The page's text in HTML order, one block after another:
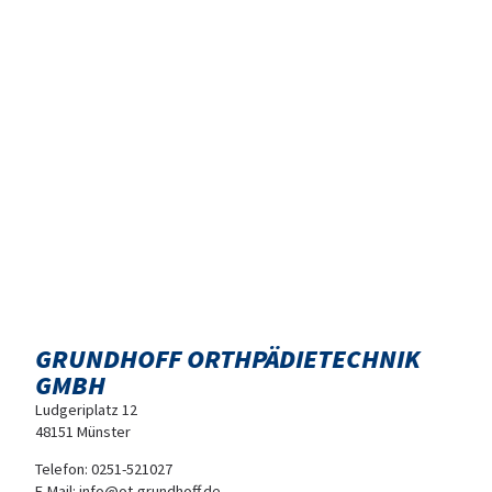
GRUNDHOFFORTHPÄDIETECHNIK
GMBH
Ludgeriplatz 12
48151 Münster
Telefon: 0251-521027